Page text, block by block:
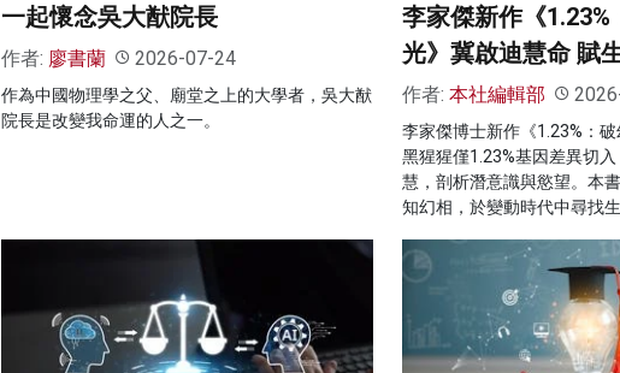
一起懷念吳大猷院長
作者: 廖書蘭 2026-07-24
作為中國物理學之父、廟堂之上的大學者，吳大猷
院長是改變我命運的人之一。
李家傑新作《1.23%
光》冀啟迪慧命 賦
作者: 本社編輯部
李家傑博士新作《1.23%：
黑猩猩僅1.23%基因差異切
慧，剖析潛意識與慾望。本
知幻相，於變動時代中尋找生